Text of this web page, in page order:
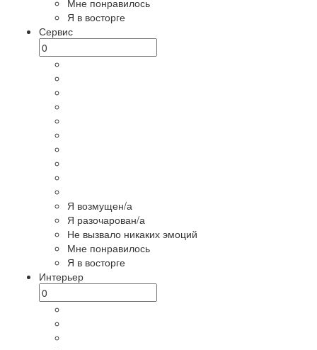
Мне понравилось
Я в восторге
Сервис
Я возмущен/а
Я разочарован/а
Не вызвало никаких эмоций
Мне понравилось
Я в восторге
Интерьер